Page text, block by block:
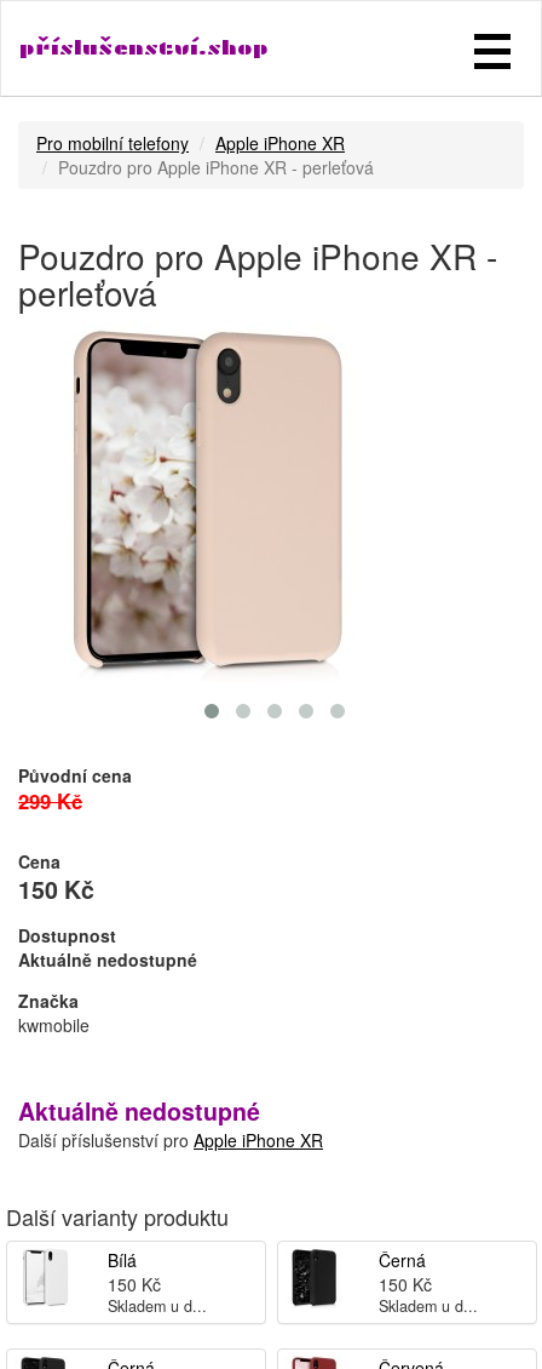
příslušenství.shop
Pro mobilní telefony
Apple iPhone XR
Pouzdro pro Apple iPhone XR - perleťová
Pouzdro pro Apple iPhone XR -
perleťová
Původní cena
299 Kč
Cena
150 Kč
Dostupnost
Aktuálně nedostupné
Značka
kwmobile
Aktuálně nedostupné
Další příslušenství pro Apple iPhone XR
Další varianty produktu
Bílá
150 Kč
Skladem u d...
Černá
150 Kč
Skladem u d...